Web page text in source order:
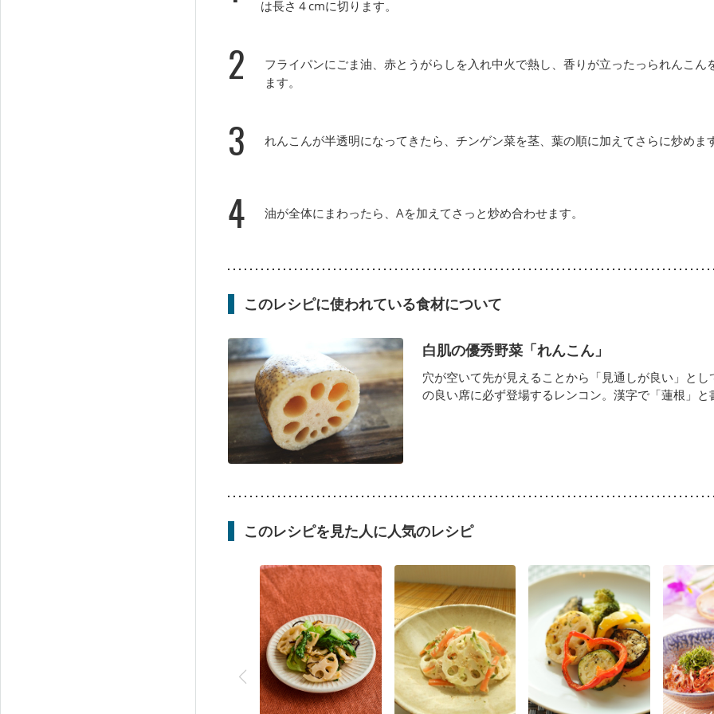
は長さ４cmに切ります。
2
フライパンにごま油、赤とうがらしを入れ中火で熱し、香りが立ったっられんこん
ます。
3 れんこんが半透明になってきたら、チンゲン菜を茎、葉の順に加えてさらに炒めます
4 油が全体にまわったら、Aを加えてさっと炒め合わせます。
このレシピに使われている食材について
白肌の優秀野菜「れんこん」
穴が空いて先が見えることから「見通しが良い」とし
の良い席に必ず登場するレンコン。漢字で「蓮根」と
このレシピを見た人に人気のレシピ